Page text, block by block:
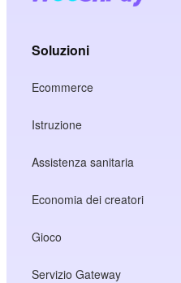
Soluzioni
Ecommerce
Istruzione
Assistenza sanitaria
Economia dei creatori
Gioco
Servizio Gateway